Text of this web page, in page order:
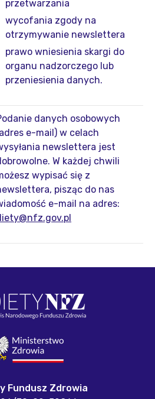
przetwarzania
wycofania zgody na
otrzymywanie newslettera
prawo wniesienia skargi do
organu nadzorczego lub
przeniesienia danych.
danych osobowych
e-mail) w celach
newslettera jest
W każdej chwili
wypisać się z
pisząc do nas
e-mail na adres:
Fundusz Zdrowia